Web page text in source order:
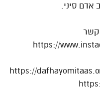
אדם סיני.
קשר
https://